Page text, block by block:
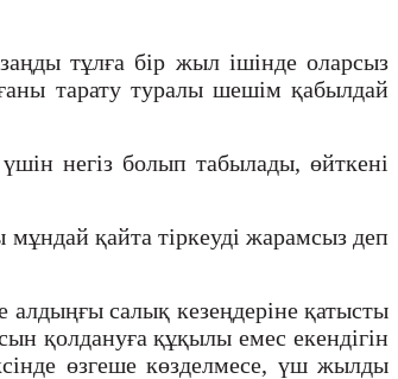
тұлға бір жыл ішінде оларсыз
тарату туралы шешім қабылдай
негіз болып табылады, өйткені
қайта тіркеуді жарамсыз деп
салық кезеңдеріне қатысты
қолдануға құқылы емес екендігін
өзгеше көзделмесе, үш жылды